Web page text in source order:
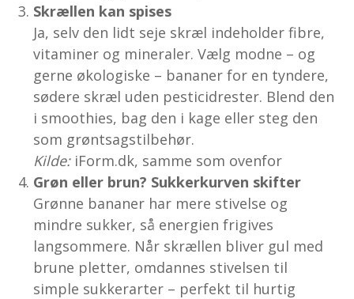
Skrællen kan spises
Ja, selv den lidt seje skræl indeholder fibre,
vitaminer og mineraler. Vælg modne – og
gerne økologiske – bananer for en tyndere,
sødere skræl uden pesticidrester. Blend den
i smoothies, bag den i kage eller steg den
som grøntsagstilbehør.
Kilde:iForm.dk, samme som ovenfor
Grøn eller brun? Sukkerkurven skifter
Grønne bananer har mere stivelse og
mindre sukker, så energien frigives
langsommere. Når skrællen bliver gul med
brune pletter, omdannes stivelsen til
simple sukkerarter – perfekt til hurtig